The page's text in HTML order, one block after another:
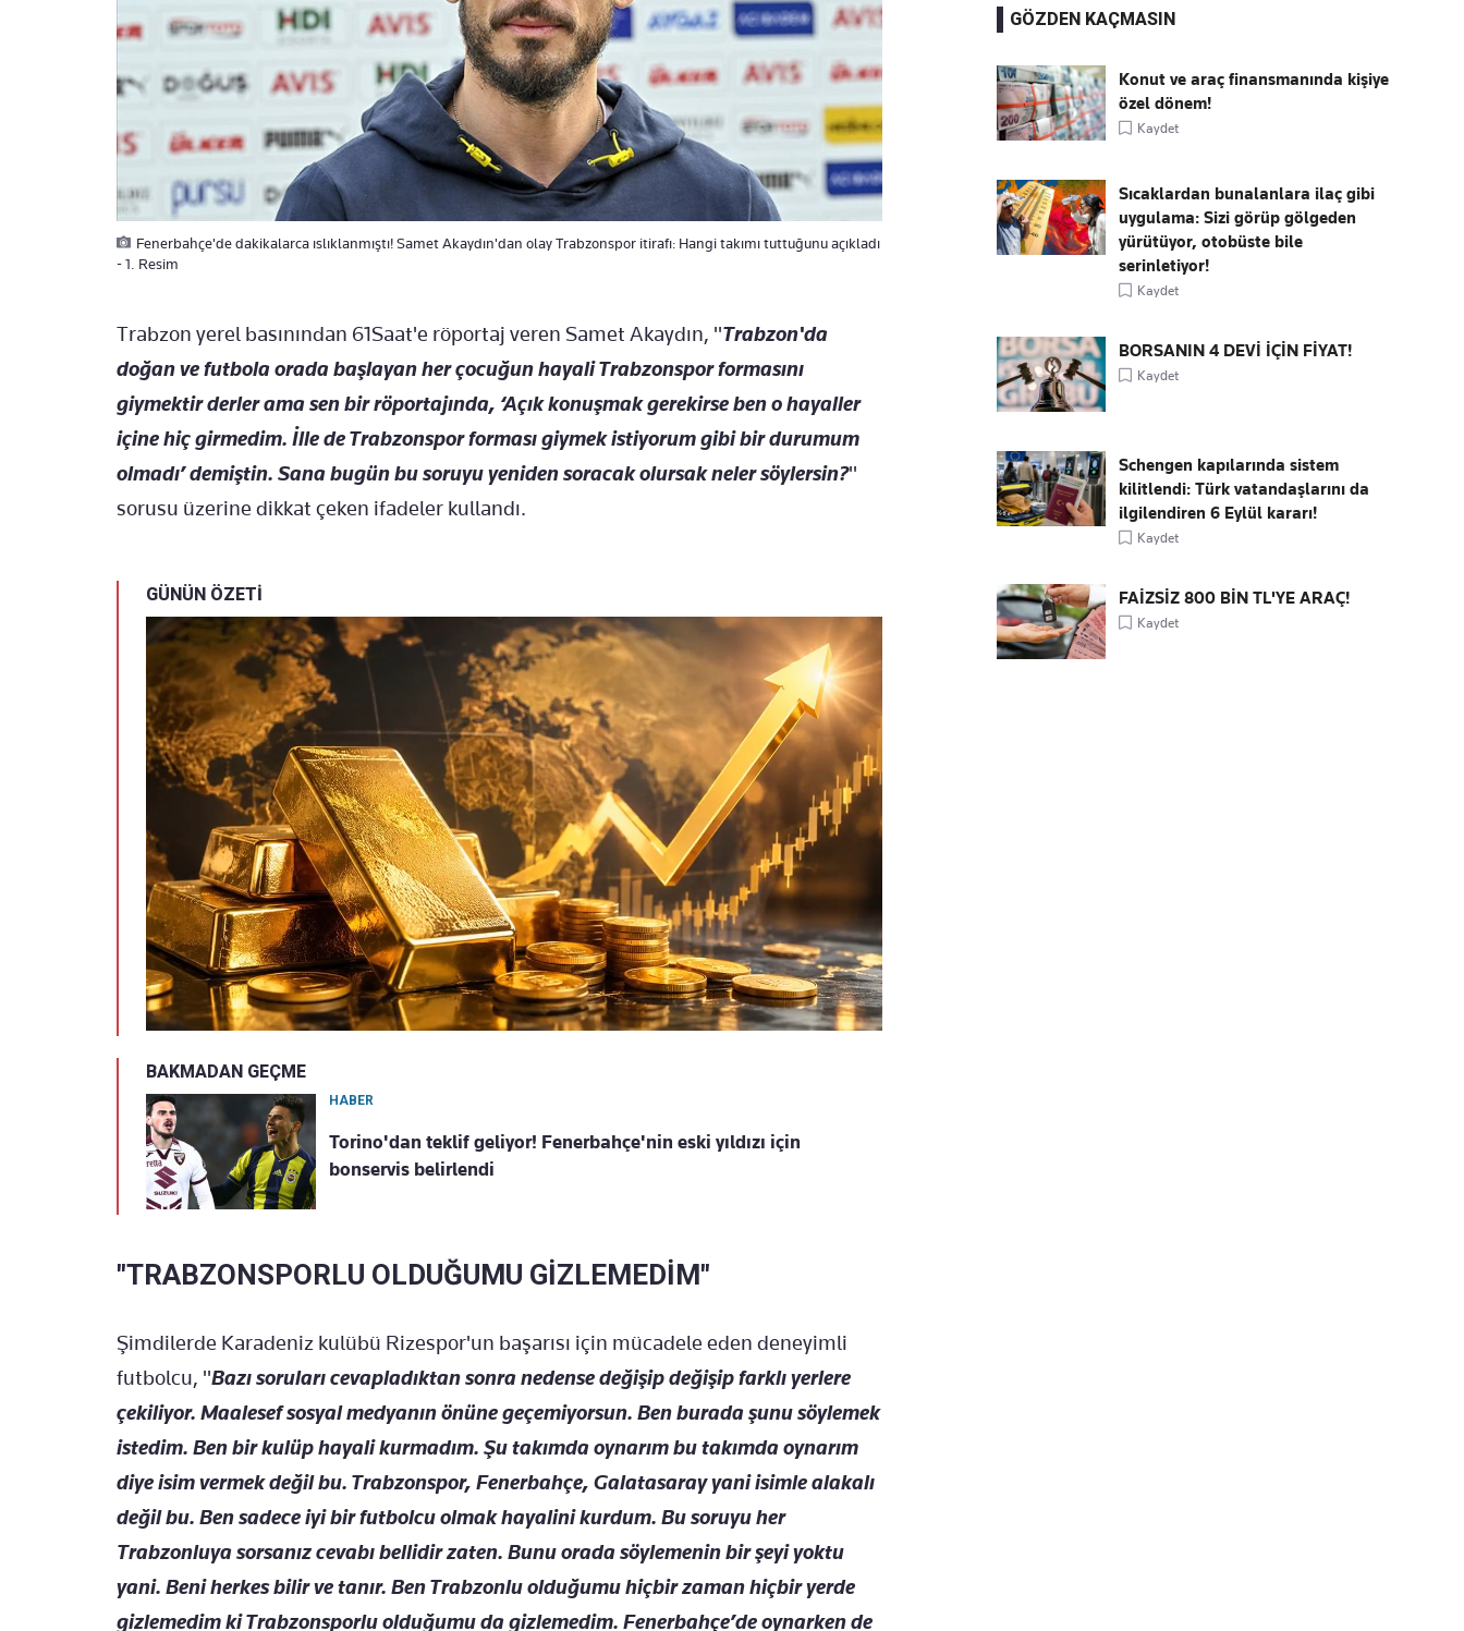
Fenerbahçe'de dakikalarca ıslıklanmıştı! Samet Akaydın'dan olay Trabzonspor itirafı: Hangi takımı tuttuğunu açıkladı
- 1. Resim
Trabzon yerel basınından 61Saat'e röportaj veren Samet Akaydın, "Trabzon'da
doğan ve futbola orada başlayan her çocuğun hayali Trabzonspor formasını
giymektir derler ama sen bir röportajında, ‘Açık konuşmak gerekirse ben o hayaller
içine hiç girmedim. İlle de Trabzonspor forması giymek istiyorum gibi bir durumum
olmadı’ demiştin. Sana bugün bu soruyu yeniden soracak olursak neler söylersin?"
sorusu üzerine dikkat çeken ifadeler kullandı.
GÜNÜN ÖZETİ
BAKMADAN GEÇME
HABER
Torino'dan teklif geliyor! Fenerbahçe'nin eski yıldızı için
bonservis belirlendi
"TRABZONSPORLU OLDUĞUMU GİZLEMEDİM"
Şimdilerde Karadeniz kulübü Rizespor'un başarısı için mücadele eden deneyimli
futbolcu, "Bazı soruları cevapladıktan sonra nedense değişip değişip farklı yerlere
çekiliyor. Maalesef sosyal medyanın önüne geçemiyorsun. Ben burada şunu söylemek
istedim. Ben bir kulüp hayali kurmadım. Şu takımda oynarım bu takımda oynarım
diye isim vermek değil bu. Trabzonspor, Fenerbahçe, Galatasaray yani isimle alakalı
değil bu. Ben sadece iyi bir futbolcu olmak hayalini kurdum. Bu soruyu her
Trabzonluya sorsanız cevabı bellidir zaten. Bunu orada söylemenin bir şeyi yoktu
yani. Beni herkes bilir ve tanır. Ben Trabzonlu olduğumu hiçbir zaman hiçbir yerde
gizlemedim ki Trabzonsporlu olduğumu da gizlemedim. Fenerbahçe’de oynarken de
GÖZDEN KAÇMASIN
Konut ve araç finansmanında kişiye
özel dönem!
Kaydet
Sıcaklardan bunalanlara ilaç gibi
uygulama: Sizi görüp gölgeden
yürütüyor, otobüste bile
serinletiyor!
Kaydet
BORSANIN 4 DEVİ İÇİN FİYAT!
Kaydet
Schengen kapılarında sistem
kilitlendi: Türk vatandaşlarını da
ilgilendiren 6 Eylül kararı!
Kaydet
FAİZSİZ 800 BİN TL'YE ARAÇ!
Kaydet